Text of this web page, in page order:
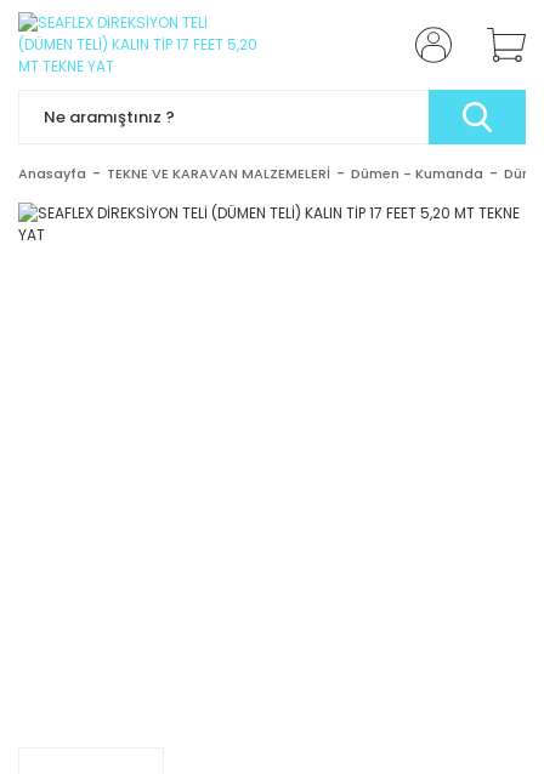
Anasayfa TEKNE VE KARAVAN MALZEMELERİ Dümen - Kumanda